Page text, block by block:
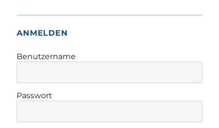
ANMELDEN
Benutzername
Passwort